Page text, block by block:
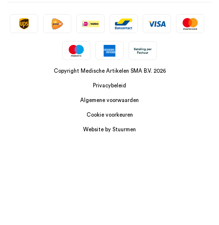
Copyright Medische Artikelen SMA B.V. 2026
Privacybeleid
Algemene voorwaarden
Cookie voorkeuren
Website by Stuurmen